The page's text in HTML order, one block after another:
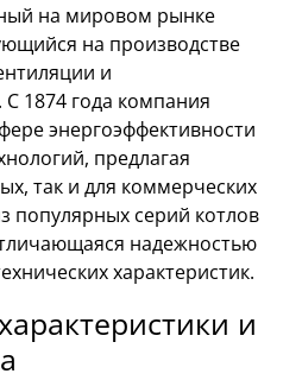
на мировом рынке
на производстве
и
1874 года компания
энергоэффективности
предлагая
так и для коммерческих
серий котлов
надежностью
характеристик.
и